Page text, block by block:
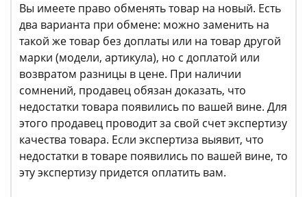
Вы имеете право обменять товар на новый. Есть
два варианта при обмене: можно заменить на
такой же товар без доплаты или на товар другой
марки (модели, артикула), но с доплатой или
возвратом разницы в цене. При наличии
сомнений, продавец обязан доказать, что
недостатки товара появились по вашей вине. Для
этого продавец проводит за свой счет экспертизу
качества товара. Если экспертиза выявит, что
недостатки в товаре появились по вашей вине, то
эту экспертизу придется оплатить вам.